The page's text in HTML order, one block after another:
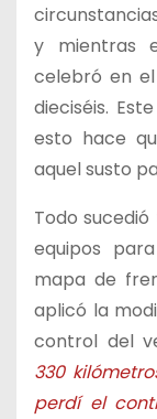
y mientras
celebró en
dieciséis.
esto hace
aquel susto
Todo
equipos
mapa de
aplicó la
control del
330
perdí el